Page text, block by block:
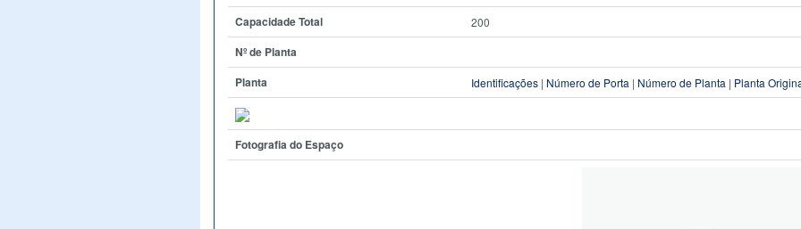
Capacidade Total 200
Nº de Planta
Planta
Identificações | Número de Porta | Número de Planta | Planta
Fotografia do Espaço